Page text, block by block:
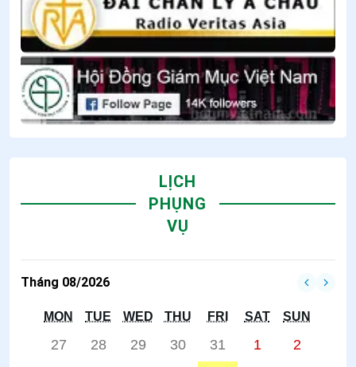
LỊCH
PHỤNG
VỤ
Tháng 08/2026
MON TUE WED THU FRI SAT SUN
27 28 29 30 31 1
2